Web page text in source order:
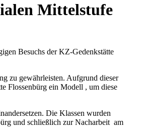
Mittelstufe
Besuchs der KZ-Gedenkstätte
zu gewährleisten. Aufgrund dieser
Flossenbürg ein Modell , um diese
Die Klassen wurden
und schließlich zur Nacharbeit am